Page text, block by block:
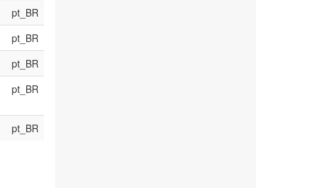
pt_BR
pt_BR
pt_BR
pt_BR
pt_BR